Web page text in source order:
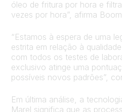
óleo de fritura por hora e
vezes por hora”, afirma
“Estamos à espera de uma
estrita em relação à
com todos os testes de
exclusivo atinge uma
possíveis novos padrões”,
Em última análise, a
Marel significa que as